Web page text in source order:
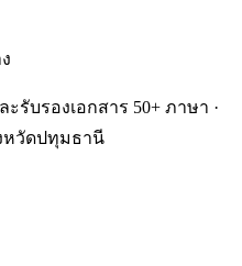
รับรองเอกสาร 50+ ภาษา ·
หวัดปทุมธานี